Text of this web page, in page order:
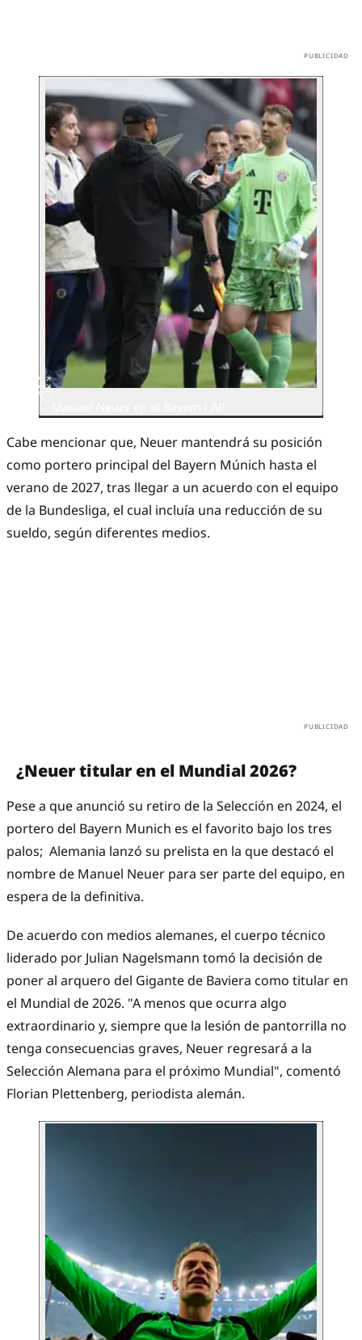
Cabe mencionar que, Neuer mantendrá su posición
como portero principal del Bayern Múnich hasta el
verano de 2027, tras llegar a un acuerdo con el equipo
de la Bundesliga, el cual incluía una reducción de su
sueldo, según diferentes medios.
¿Neuer titular en el Mundial 2026?
Pese a que anunció su retiro de la Selección en 2024, el
portero del Bayern Munich es el favorito bajo los tres
palos; Alemania lanzó su prelista en la que destacó el
nombre de Manuel Neuer para ser parte del equipo, en
espera de la definitiva.
De acuerdo con medios alemanes, el cuerpo técnico
liderado por Julian Nagelsmann tomó la decisión de
poner al arquero del Gigante de Baviera como titular en
el Mundial de 2026. "A menos que ocurra algo
extraordinario y, siempre que la lesión de pantorrilla no
tenga consecuencias graves, Neuer regresará a la
Selección Alemana para el próximo Mundial", comentó
Florian Plettenberg, periodista alemán.